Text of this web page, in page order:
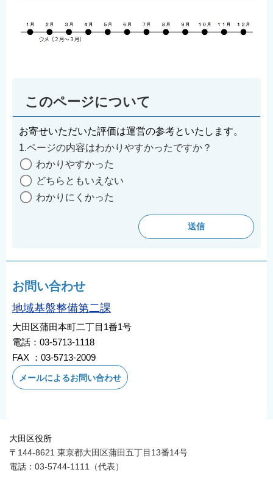
このページについて
お寄せいただいた評価は運営の参考といたします。
1.ページの内容はわかりやすかったですか？
わかりやすかった
どちらともいえない
わかりにくかった
お問い合わせ
地域基盤整備第二課
大田区蒲田本町二丁目1番1号
電話：03-5713-1118
FAX ：03-5713-2009
メールによるお問い合わせ
大田区役所
〒144-8621 東京都大田区蒲田五丁目13番14号
電話：03-5744-1111（代表）